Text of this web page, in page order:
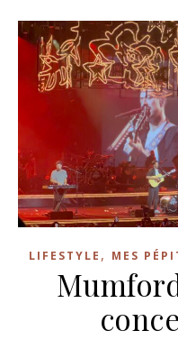
LIFESTYLE , MES